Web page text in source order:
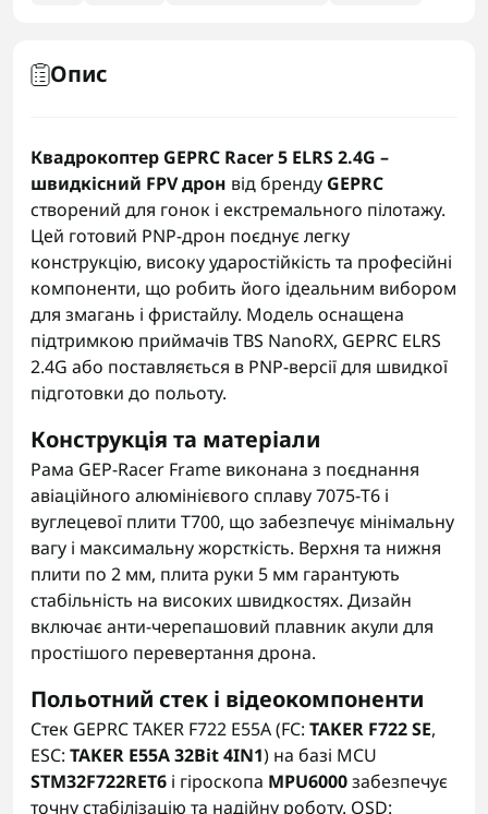
Опис
Квадрокоптер GEPRC Racer 5 ELRS 2.4G –
швидкісний FPV дрон від бренду GEPRC
створений для гонок і екстремального пілотажу.
Цей готовий PNP-дрон поєднує легку
конструкцію, високу ударостійкість та професійні
компоненти, що робить його ідеальним вибором
для змагань і фристайлу. Модель оснащена
підтримкою приймачів TBS NanoRX, GEPRC ELRS
2.4G або поставляється в PNP-версії для швидкої
підготовки до польоту.
Конструкція та матеріали
Рама GEP-Racer Frame виконана з поєднання
авіаційного алюмінієвого сплаву 7075-T6 і
вуглецевої плити T700, що забезпечує мінімальну
вагу і максимальну жорсткість. Верхня та нижня
плити по 2 мм, плита руки 5 мм гарантують
стабільність на високих швидкостях. Дизайн
включає анти-черепашовий плавник акули для
простішого перевертання дрона.
Польотний стек і відеокомпоненти
Стек GEPRC TAKER F722 E55A (FC: TAKER F722 SE,
ESC: TAKER E55A 32Bit 4IN1) на базі MCU
STM32F722RET6 і гіроскопа MPU6000забезпечує
точну стабілізацію та надійну роботу. OSD: